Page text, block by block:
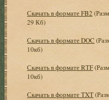
Скачать в формате FB2
29 Кб)
Скачать в формате DOC
10кб)
Скачать в формате RTF
10кб)
Скачать в формате TXT